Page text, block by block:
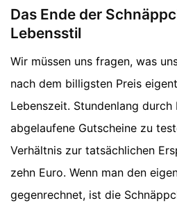
Das Ende der
Lebensstil
Wir müssen uns fragen, was
nach dem billigsten Preis
Lebenszeit. Stundenlang
abgelaufene Gutscheine zu
Verhältnis zur tatsächlichen
zehn Euro. Wenn man den
gegenrechnet, ist die